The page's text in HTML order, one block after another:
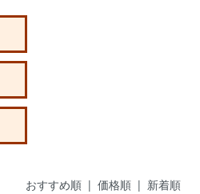
おすすめ順 | 価格順| 新着順